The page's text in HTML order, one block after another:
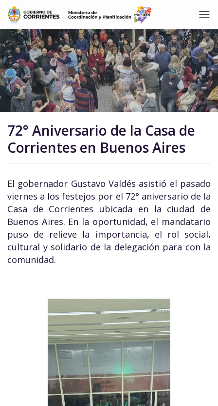
72° Aniversario de la Casa de
Corrientes en Buenos Aires
El gobernador Gustavo Valdés asistió el pasado
viernes a los festejos por el 72° aniversario de la
Casa de Corrientes ubicada en la ciudad de
Buenos Aires. En la oportunidad, el mandatario
puso de relieve la importancia, el rol social,
cultural y solidario de la delegación para con la
comunidad.